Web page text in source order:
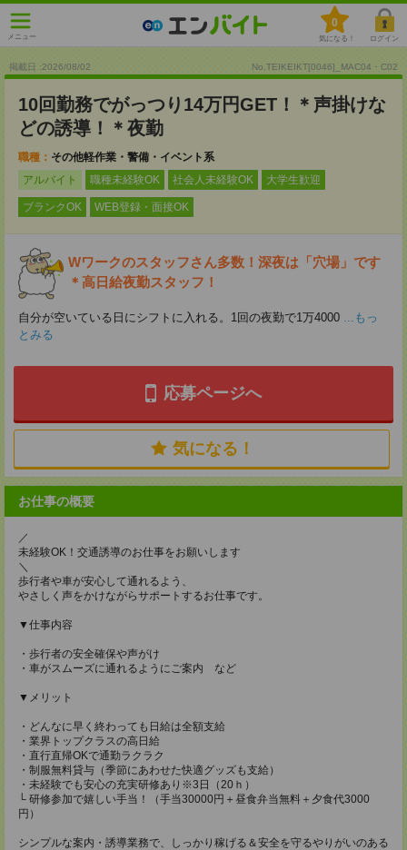
メニュー
0
気になる！ ログイン
掲載日 :2026/08/02 No.TEIKEIKT[0046]_MAC04・C02
10回勤務でがっつり14万円GET！＊声掛けな
どの誘導！＊夜勤
職種： その他軽作業・警備・イベント系
アルバイト
職種未経験OK 社会人未経験OK 大学生歓迎
ブランクOK WEB登録・面接OK
Wワークのスタッフさん多数！深夜は「穴場」です
＊高日給夜勤スタッフ！
自分が空いている日にシフトに入れる。1回の夜勤で1万4000 ...もっ
とみる
応募ページへ
気になる！
お仕事の概要
／
未経験OK！交通誘導のお仕事をお願いします
＼
歩行者や車が安心して通れるよう、
やさしく声をかけながらサポートするお仕事です。
▼仕事内容
・歩行者の安全確保や声がけ
・車がスムーズに通れるようにご案内 など
▼メリット
・どんなに早く終わっても日給は全額支給
・業界トップクラスの高日給
・直行直帰OKで通勤ラクラク
・制服無料貸与（季節にあわせた快適グッズも支給）
・未経験でも安心の充実研修あり※3日（20ｈ）
└ 研修参加で嬉しい手当！（手当30000円＋昼食弁当無料＋夕食代3000
円）
シンプルな案内・誘導業務で、しっかり稼げる＆安全を守るやりがいのある